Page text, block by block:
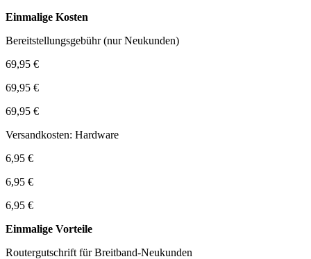
Einmalige Kosten
Bereitstellungsgebühr (nur Neukunden)
69,95 €
69,95 €
69,95 €
Versandkosten: Hardware
6,95 €
6,95 €
6,95 €
Einmalige Vorteile
Routergutschrift für Breitband-Neukunden